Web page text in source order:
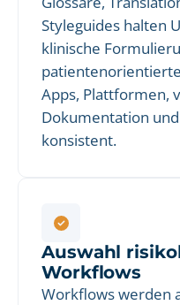
Styleguides halten
klinische
Apps, Plattformen,
Dokumentation
konsistent.
Auswahl
Workflows
Workflows werden